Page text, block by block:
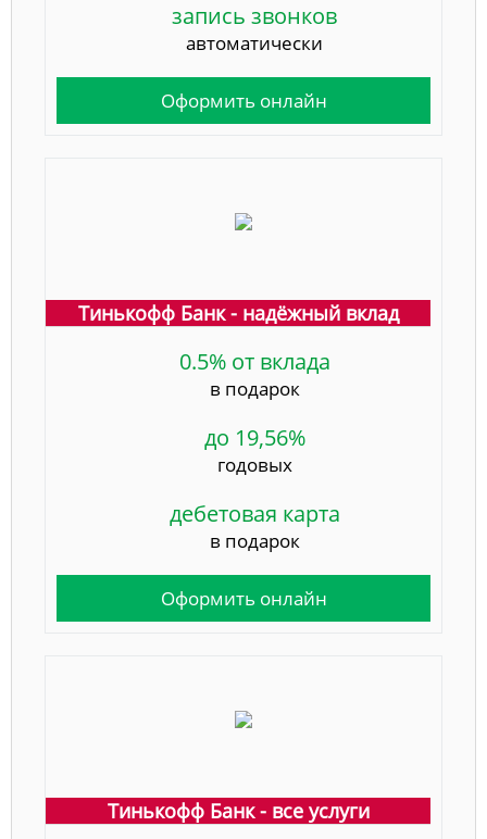
запись звонков
автоматически
Оформить онлайн
Тинькофф Банк - надёжный вклад
0.5% от вклада
в подарок
до 19,56%
годовых
дебетовая карта
в подарок
Оформить онлайн
Тинькофф Банк - все услуги